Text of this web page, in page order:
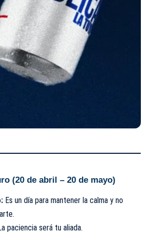
(20 de abril – 20 de mayo)
Es un día para mantener la calma y no
paciencia será tu aliada.